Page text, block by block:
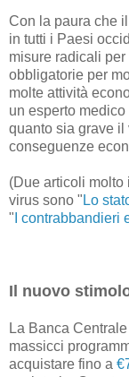
Con la paura che
in tutti i Paesi
misure radicali
obbligatorie per
molte attività
un esperto
quanto sia grave il
conseguenze
(Due articoli molto
virus sono " Lo
" I
Il nuovo
La Banca
massicci
acquistare fino a